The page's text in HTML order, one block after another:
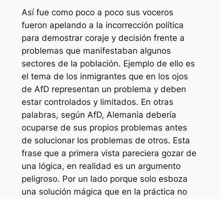
Así fue como poco a poco sus voceros
fueron apelando a la incorrección política
para demostrar coraje y decisión frente a
problemas que manifestaban algunos
sectores de la población. Ejemplo de ello es
el tema de los inmigrantes que en los ojos
de AfD representan un problema y deben
estar controlados y limitados. En otras
palabras, según AfD, Alemania debería
ocuparse de sus propios problemas antes
de solucionar los problemas de otros. Esta
frase que a primera vista pareciera gozar de
una lógica, en realidad es un argumento
peligroso. Por un lado porque solo esboza
una solución mágica que en la práctica no